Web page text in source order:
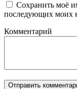
Сохранить моё
последующих моих
Комментарий